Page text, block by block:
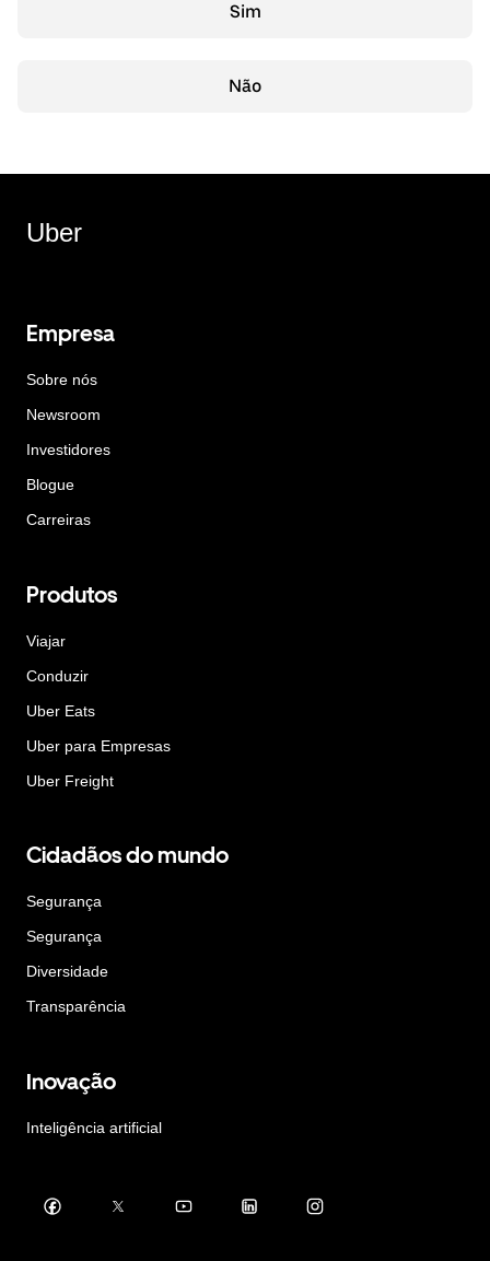
Sim
Não
Uber
Empresa
Sobre nós
Newsroom
Investidores
Blogue
Carreiras
Produtos
Viajar
Conduzir
Uber Eats
Uber para Empresas
Uber Freight
Cidadãos do mundo
Segurança
Segurança
Diversidade
Transparência
Inovação
Inteligência artificial